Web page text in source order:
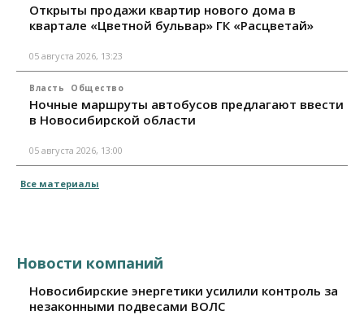
Открыты продажи квартир нового дома в
квартале «Цветной бульвар» ГК «Расцветай»
05 августа 2026, 13:23
Власть Общество
Ночные маршруты автобусов предлагают ввести
в Новосибирской области
05 августа 2026, 13:00
Все материалы
Новости компаний
Новосибирские энергетики усилили контроль за
незаконными подвесами ВОЛС